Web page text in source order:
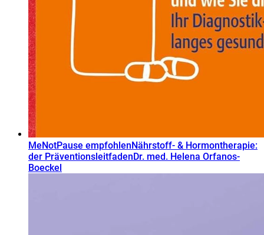
MeNotPause empfohlenNährstoff- & Hormontherapie:
der PräventionsleitfadenDr. med. Helena Orfanos-
Boeckel